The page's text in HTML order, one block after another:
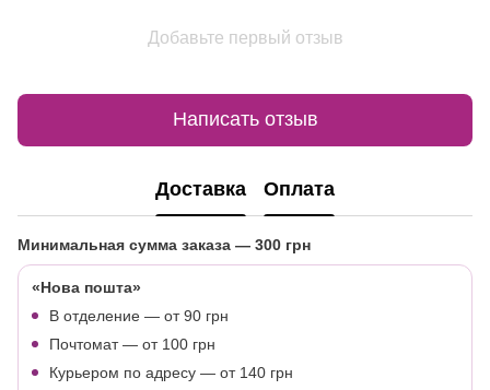
Добавьте первый отзыв
Написать отзыв
Доставка Оплата
Минимальная сумма заказа — 300 грн
«Нова пошта»
В отделение — от 90 грн
Почтомат — от 100 грн
Курьером по адресу — от 140 грн